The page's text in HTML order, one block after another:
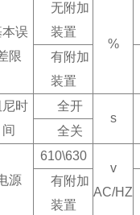
本误
限
无附加
装置
%
有附加
装置
尼时
间
全开
s
全关
源
610\630
v
AC/HZ
有附加
装置